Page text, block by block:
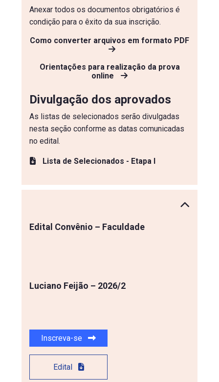
Anexar todos os documentos obrigatórios é
condição para o êxito da sua inscrição.
Como converter arquivos em formato PDF
Orientações para realização da prova
online
Divulgação dos aprovados
As listas de selecionados serão divulgadas
nesta seção conforme as datas comunicadas
no edital.
Lista de Selecionados - Etapa I
Edital Convênio – Faculdade
Luciano Feijão – 2026/2
Inscreva-se
Edital